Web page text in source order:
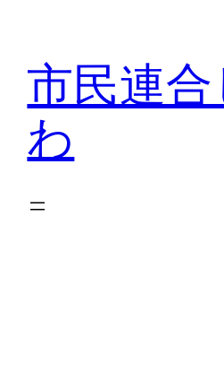
市民連
わ